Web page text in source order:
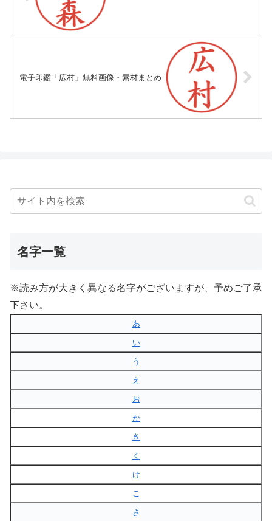
電子印鑑「広村」無料画像・素材まとめ
名字一覧
※読み方が大きく異なる名字がございますが、予めご了承
下さい。
あ
い
う
え
お
か
き
く
け
こ
さ